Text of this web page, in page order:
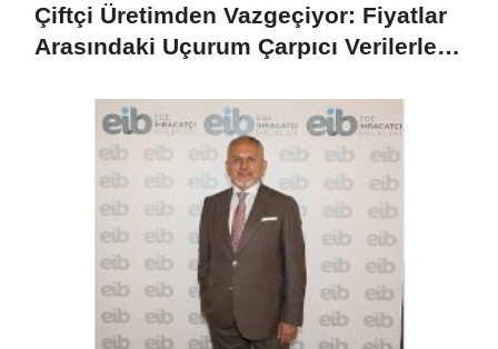
Çiftçi Üretimden Vazgeçiyor: Fiyatlar
Arasındaki Uçurum Çarpıcı Verilerle